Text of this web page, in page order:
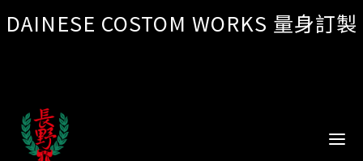
DAINESE COSTOM WORKS 量身訂製